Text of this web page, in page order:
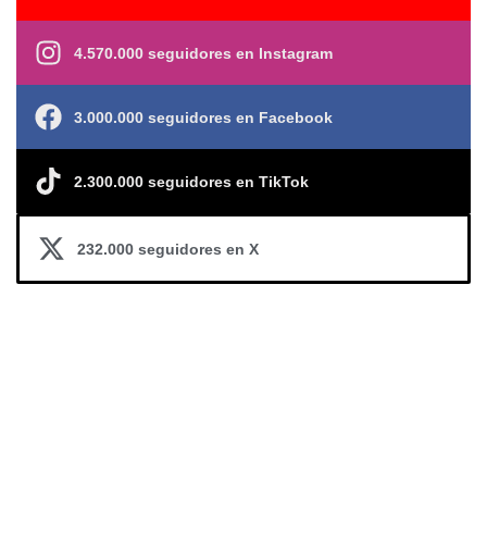
4.570.000 seguidores en Instagram
3.000.000 seguidores en Facebook
2.300.000 seguidores en TikTok
232.000 seguidores en X